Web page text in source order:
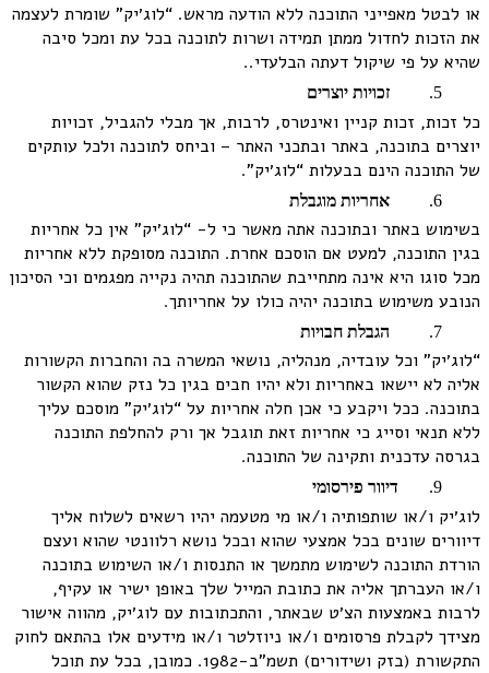
או לבטל מאפייני התוכנה ללא הודעה מראש. “לוג׳יק” שומרת לעצמה
את הזכות לחדול ממתן תמידה ושרות לתוכנה בכל עת ומכל סיבה
שהיא על פי שיקול דעתה הבלעדי..
זכויות יוצרים
כל זכות, זכות קניין ואינטרס, לרבות, אך מבלי להגביל, זכויות
יוצרים בתוכנה, באתר ובתכני האתר – וביחס לתוכנה ולכל עותקים
של התוכנה הינם בבעלות “לוג׳יק”.
אחריות מוגבלת
בשימוש באתר ובתוכנה אתה מאשר כי ל- “לוג׳יק” אין כל אחריות
בגין התוכנה, למעט אם הוסכם אחרת. התוכנה מסופקת ללא אחריות
מכל סוגו היא אינה מתחייבת שהתוכנה תהיה נקייה מפגמים וכי הסיכון
הנובע משימוש בתוכנה יהיה כולו על אחריותך.
הגבלת חבויות
“לוג׳יק” וכל עובדיה, מנהליה, נושאי המשרה בה והחברות הקשורות
אליה לא יישאו באחריות ולא יהיו חבים בגין כל נזק שהוא הקשור
בתוכנה. ככל ויקבע כי אכן חלה אחריות על “לוג׳יק” מוסכם עליך
ללא תנאי וסייג כי אחריות זאת תוגבל אך ורק להחלפת התוכנה
בגרסה עדכנית ותקינה של התוכנה.
דיוור פירסומי
לוג׳יק ו/או שותפותיה ו/או מי מטעמה יהיו רשאים לשלוח אליך
דיוורים שונים בכל אמצעי שהוא ובכל נושא רלוונטי שהוא ועצם
הורדת התוכנה לשימוש מתמשך או התנסות ו/או השימוש בתוכנה
ו/או העברתך אליה את כתובת המייל שלך באופן ישיר או עקיף,
לרבות באמצעות הצ׳ט שבאתר, והתכתובות עם לוג׳יק, מהווה אישור
מצידך לקבלת פרסומים ו/או ניוזלטר ו/או מידעים אלו בהתאם לחוק
התקשורת (בזק ושידורים) תשמ”ב-1982. כמובן, בכל עת תוכל